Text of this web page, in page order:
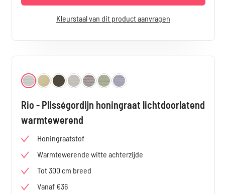
Kleurstaal van dit product aanvragen
Selecteer
Kleur
Lichtgrijs 4816
Beige 4817
Zwart 4819
Lichtgrijs 3720
Grijs 3721Groen 3722Blauw 3723
Rio - Plisségordijn honingraat lichtdoorlatend
warmtewerend
Honingraatstof
Warmtewerende witte achterzijde
Tot 300 cm breed
Vanaf €36